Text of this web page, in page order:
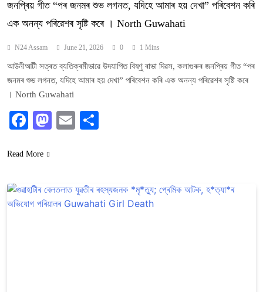
জনপ্ৰিয় গীত “পৰ জনমৰ শুভ লগনত, যদিহে আমাৰ হয় দেখা” পৰিবেশন কৰি
এক অনন্য পৰিৱেশৰ সৃষ্টি কৰে । North Guwahati
N24 Assam June 21, 2026 0 1 Mins
আউনীআটী সত্ৰত ব্যতিক্ৰমীভাৱে উদযাপিত বিষ্ণু ৰাভা দিৱস, কলাগুৰুৰ জনপ্ৰিয় গীত “পৰ
জনমৰ শুভ লগনত, যদিহে আমাৰ হয় দেখা” পৰিবেশন কৰি এক অনন্য পৰিৱেশৰ সৃষ্টি কৰে
। North Guwahati
Facebook
Mastodon
Email
Read More